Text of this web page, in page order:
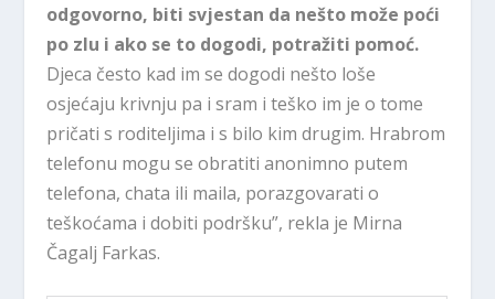
odgovorno, biti svjestan da nešto može poći
po zlu i ako se to dogodi, potražiti pomoć.
Djeca često kad im se dogodi nešto loše
osjećaju krivnju pa i sram i teško im je o tome
pričati s roditeljima i s bilo kim drugim. Hrabrom
telefonu mogu se obratiti anonimno putem
telefona, chata ili maila, porazgovarati o
teškoćama i dobiti podršku”, rekla je Mirna
Čagalj Farkas.